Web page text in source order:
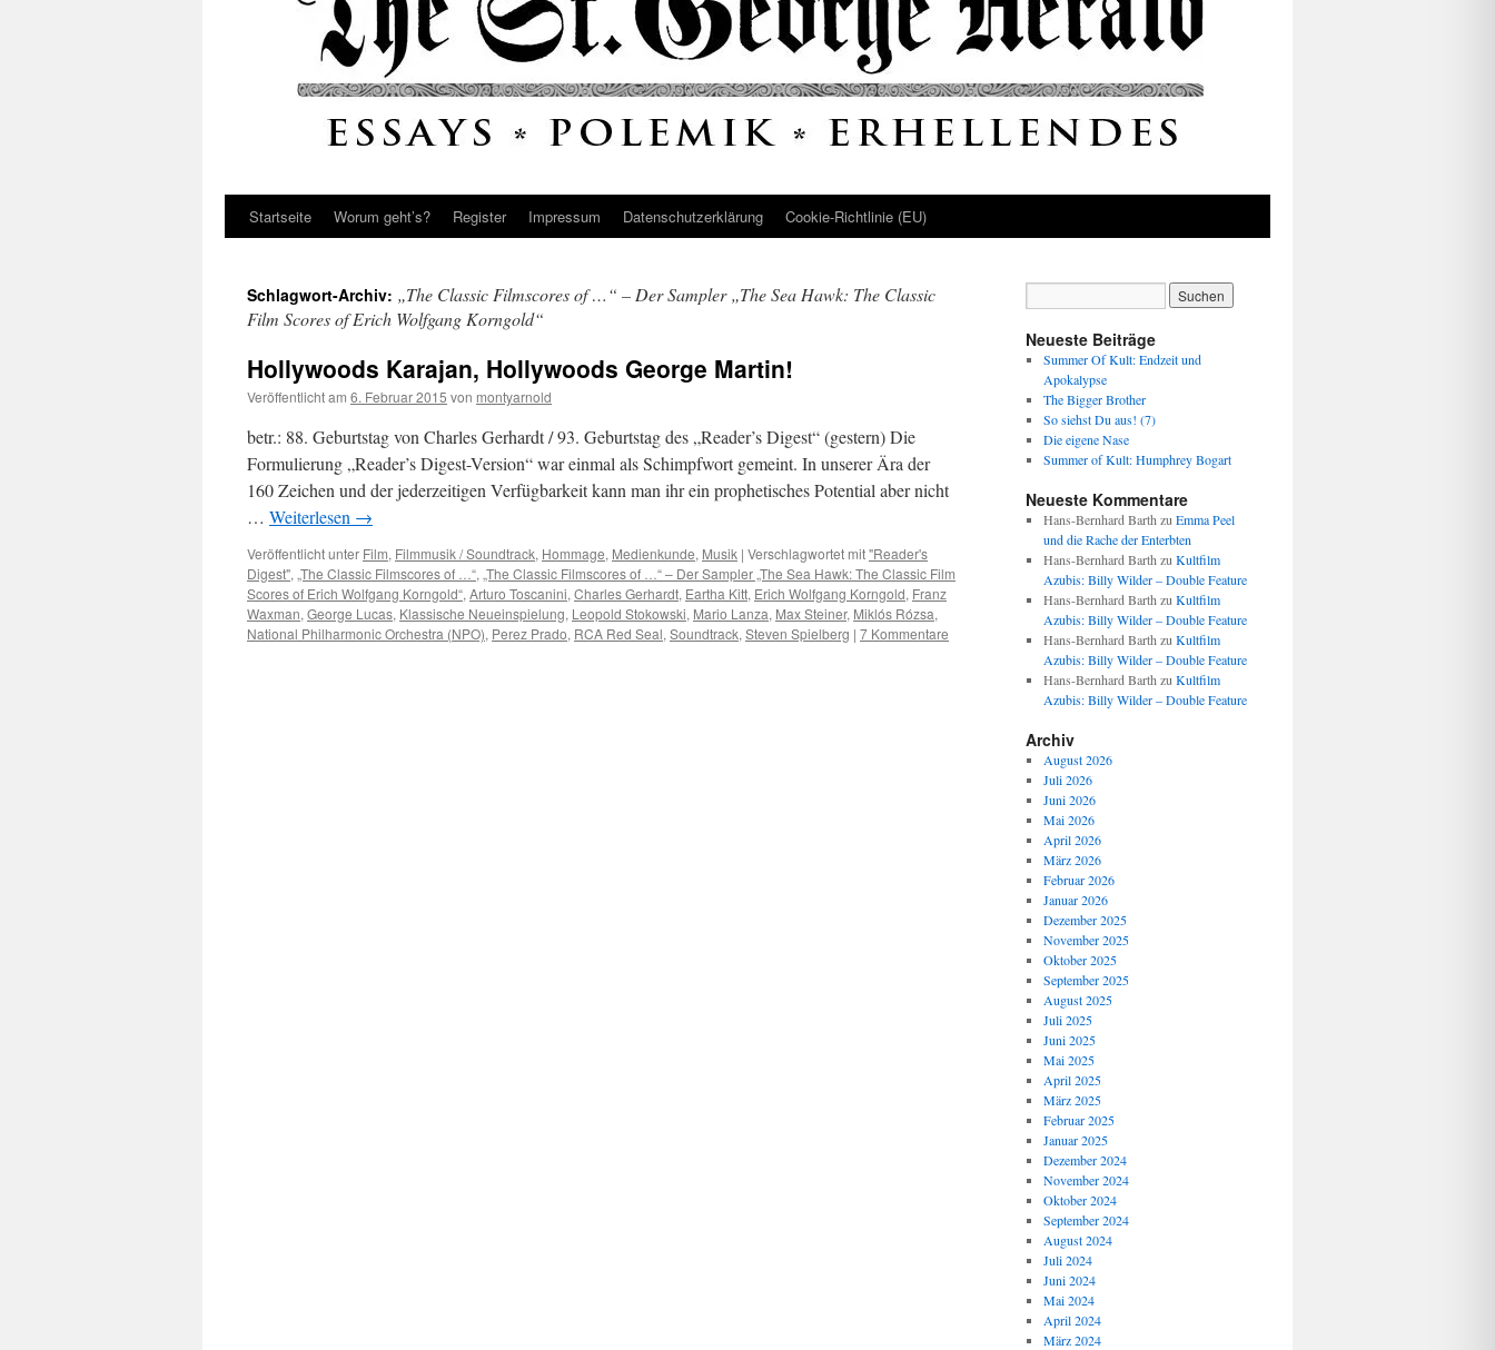
Startseite Worum geht’s? Register Impressum Datenschutz­erklärung Cookie-Richtlinie (EU)
Schlagwort-Archiv: „The Classic Filmscores of …“ – Der Sampler „The Sea Hawk: The Classic
Film Scores of Erich Wolfgang Korngold“
Hollywoods Karajan, Hollywoods George Martin!
Veröffentlicht am 6. Februar 2015 von montyarnold
betr.: 88. Geburtstag von Charles Gerhardt / 93. Geburtstag des „Reader’s Digest“ (gestern) Die
Formulierung „Reader’s Digest-Version“ war einmal als Schimpfwort gemeint. In unserer Ära der
160 Zeichen und der jederzeitigen Verfügbarkeit kann man ihr ein prophetisches Potential aber nicht
… Weiterlesen →
Veröffentlicht unter Film, Filmmusik / Soundtrack, Hommage, Medienkunde, Musik | Verschlagwortet mit"Reader's
Digest", „The Classic Filmscores of …“, „The Classic Filmscores of …“ – Der Sampler „The Sea Hawk: The Classic Film
Scores of Erich Wolfgang Korngold“, Arturo Toscanini, Charles Gerhardt, Eartha Kitt, Erich Wolfgang Korngold, Franz
Waxman, George Lucas, Klassische Neueinspielung, Leopold Stokowski, Mario Lanza, Max Steiner, Miklós Rózsa,
National Philharmonic Orchestra (NPO), Perez Prado, RCA Red Seal, Soundtrack, Steven Spielberg | 7 Kommentare
Neueste Beiträge
Summer Of Kult: Endzeit und
Apokalypse
The Bigger Brother
So siehst Du aus! (7)
Die eigene Nase
Summer of Kult: Humphrey Bogart
Neueste Kommentare
Hans-Bernhard Barth zu Emma Peel
und die Rache der Enterbten
Hans-Bernhard Barth zu Kultfilm
Azubis: Billy Wilder – Double Feature
Hans-Bernhard Barth zu Kultfilm
Azubis: Billy Wilder – Double Feature
Hans-Bernhard Barth zu Kultfilm
Azubis: Billy Wilder – Double Feature
Hans-Bernhard Barth zu Kultfilm
Azubis: Billy Wilder – Double Feature
Archiv
August 2026
Juli 2026
Juni 2026
Mai 2026
April 2026
März 2026
Februar 2026
Januar 2026
Dezember 2025
November 2025
Oktober 2025
September 2025
August 2025
Juli 2025
Juni 2025
Mai 2025
April 2025
März 2025
Februar 2025
Januar 2025
Dezember 2024
November 2024
Oktober 2024
September 2024
August 2024
Juli 2024
Juni 2024
Mai 2024
April 2024
März 2024